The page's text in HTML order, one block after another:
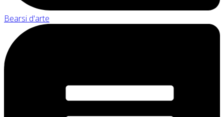
Bearsi d'arte